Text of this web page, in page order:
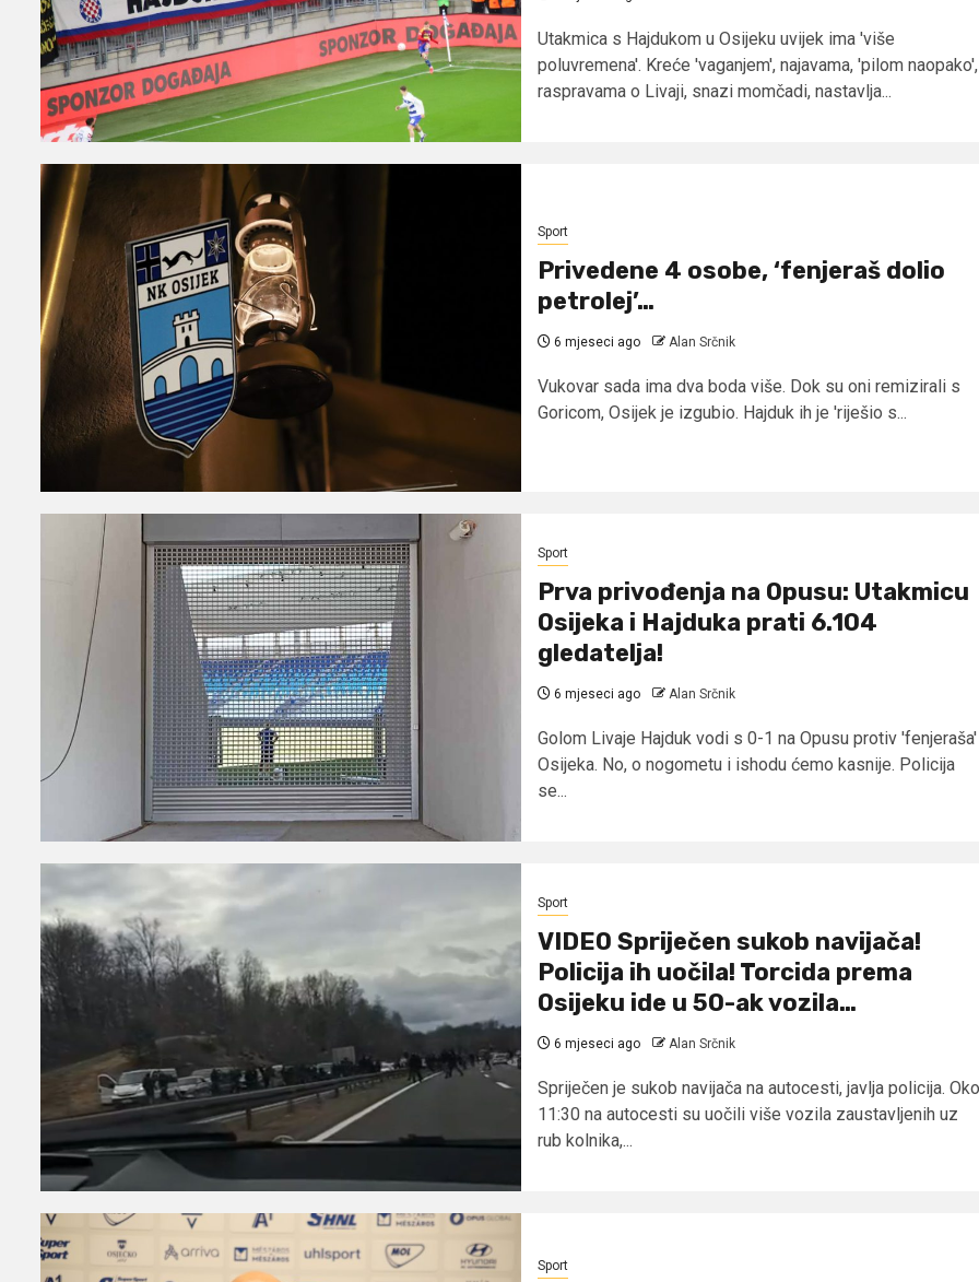
Utakmica s Hajdukom u Osijeku uvijek ima 'više
poluvremena'. Kreće 'vaganjem', najavama, 'pilom naopako',
raspravama o Livaji, snazi momčadi, nastavlja...
Sport
Privedene 4 osobe, ‘fenjeraš dolio
petrolej’…
6 mjeseci ago Alan Srčnik
Vukovar sada ima dva boda više. Dok su oni remizirali s
Goricom, Osijek je izgubio. Hajduk ih je 'riješio s...
Sport
Prva privođenja na Opusu: Utakmicu
Osijeka i Hajduka prati 6.104
gledatelja!
6 mjeseci ago Alan Srčnik
Golom Livaje Hajduk vodi s 0-1 na Opusu protiv 'fenjeraša'
Osijeka. No, o nogometu i ishodu ćemo kasnije. Policija
se...
Sport
VIDEO Spriječen sukob navijača!
Policija ih uočila! Torcida prema
Osijeku ide u 50-ak vozila…
6 mjeseci ago Alan Srčnik
Spriječen je sukob navijača na autocesti, javlja policija. Oko
11:30 na autocesti su uočili više vozila zaustavljenih uz
rub kolnika,...
Sport